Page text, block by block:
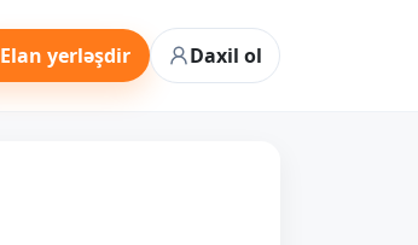
Elan yerləşdir Daxil ol